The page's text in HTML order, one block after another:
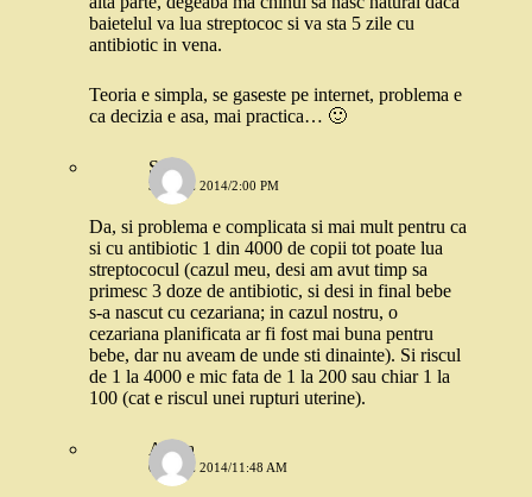
baietelul va lua streptococ si va sta 5 zile cu
antibiotic in vena.
Teoria e simpla, se gaseste pe internet, problema e
ca decizia e asa, mai practica… 🙂
Stefi
3 IUNIE 2014/2:00 PM
Da, si problema e complicata si mai mult pentru ca
si cu antibiotic 1 din 4000 de copii tot poate lua
streptococul (cazul meu, desi am avut timp sa
primesc 3 doze de antibiotic, si desi in final bebe
s-a nascut cu cezariana; in cazul nostru, o
cezariana planificata ar fi fost mai buna pentru
bebe, dar nu aveam de unde sti dinainte). Si riscul
de 1 la 4000 e mic fata de 1 la 200 sau chiar 1 la
100 (cat e riscul unei rupturi uterine).
Adina
6 IUNIE 2014/11:48 AM